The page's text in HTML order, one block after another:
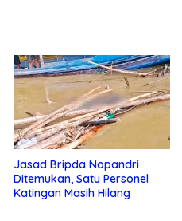
Jasad Bripda Nopandri
Ditemukan, Satu Personel
Katingan Masih Hilang